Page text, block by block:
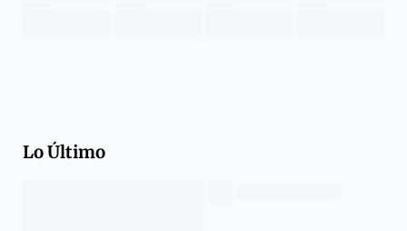
Lo Último